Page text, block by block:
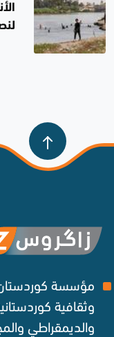
مؤسسة كوردستان
وثقافية
والديمقراطي